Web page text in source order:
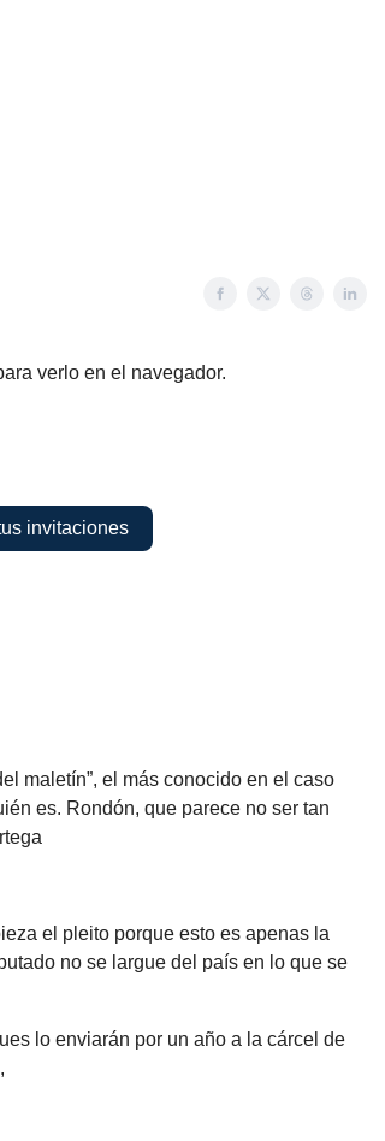
verlo en el navegador.
invitaciones
maletín”, el más conocido en el caso
es. Rondón, que parece no ser tan
el pleito porque esto es apenas la
no se largue del país en lo que se
lo enviarán por un año a la cárcel de